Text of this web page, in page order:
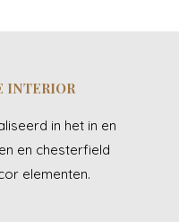
INTERIOR
in het in en
en chesterfield
elementen.